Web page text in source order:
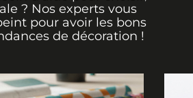
? Nos experts vous
pour avoir les bons
de décoration !